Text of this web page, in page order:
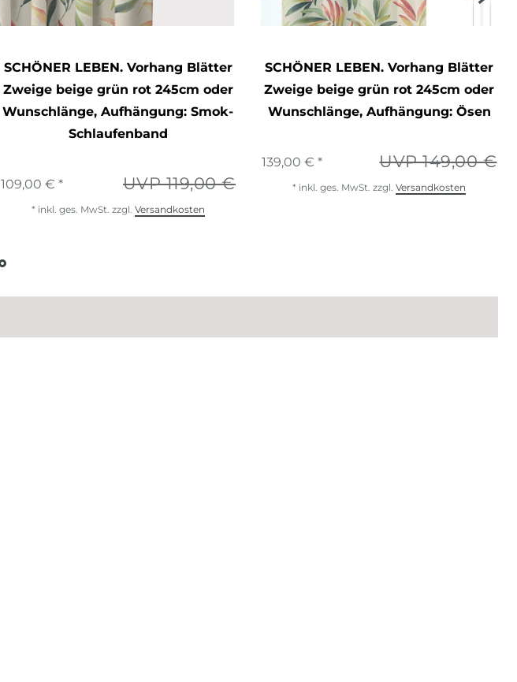
SCHÖNER LEBEN. Vorhang Blätter
Zweige beige grün rot 245cm oder
Wunschlänge, Aufhängung: Smok-
Schlaufenband
UVP 119,00 €
109,00 € *
* inkl. ges. MwSt. zzgl. Versandkosten
SCHÖNER LEBEN. Vorhang Blätter
Zweige beige grün rot 245cm oder
Wunschlänge, Aufhängung: Ösen
UVP 149,00 €
139,00 € *
* inkl. ges. MwSt. zzgl.Versandkosten